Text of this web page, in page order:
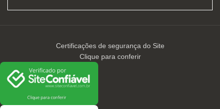
Certificações de segurança do Site
Clique para conferir